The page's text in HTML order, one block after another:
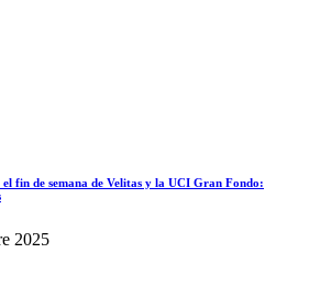
fin de semana de Velitas y la UCI Gran Fondo:
2025